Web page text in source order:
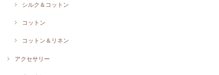
シルク＆コットン
コットン
コットン＆リネン
アクセサリー